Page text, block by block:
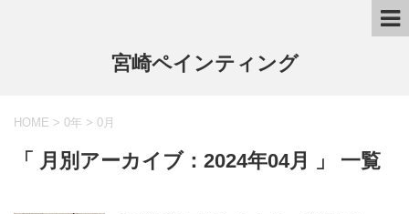
宮崎ペインティング
HOME > 0年 > 0月
「 月別アーカイブ：2024年04月 」 一覧